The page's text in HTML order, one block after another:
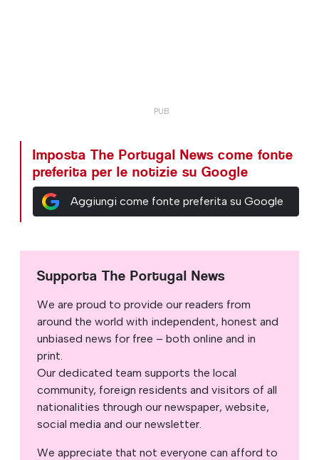
Imposta The Portugal News come fonte
preferita per le notizie su Google
Aggiungi come fonte preferita su Google
Supporta The Portugal News
We are proud to provide our readers from
around the world with independent, honest and
unbiased news for free – both online and in
print.
Our dedicated team supports the local
community, foreign residents and visitors of all
nationalities through our newspaper, website,
social media and our newsletter.
We appreciate that not everyone can afford to